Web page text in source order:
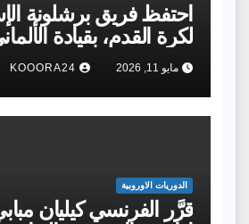
احتفظ فريق برشلونة
لكرة القدم، بقيادة
فليك، مدرب الفريق،
للدوري «لاليجا»، للمرة
مايو 11, 2026 KOOORA24
الدوريات الاوروبية
قرَّر الفرنسي كيليان